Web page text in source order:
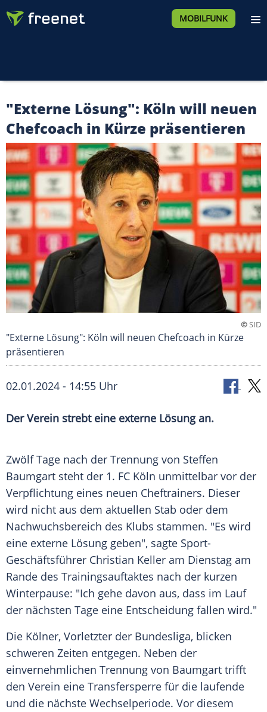
MOBILFUNK
"Externe Lösung": Köln will neuen
Chefcoach in Kürze präsentieren
©SID
"Externe Lösung": Köln will neuen Chefcoach in Kürze
präsentieren
02.01.2024 - 14:55 Uhr
Der Verein strebt eine externe Lösung an.
Zwölf Tage nach der Trennung von Steffen
Baumgart steht der 1. FC Köln unmittelbar vor der
Verpflichtung eines neuen Cheftrainers. Dieser
wird nicht aus dem aktuellen Stab oder dem
Nachwuchsbereich des Klubs stammen. "Es wird
eine externe Lösung geben", sagte Sport-
Geschäftsführer Christian Keller am Dienstag am
Rande des Trainingsauftaktes nach der kurzen
Winterpause: "Ich gehe davon aus, dass im Lauf
der nächsten Tage eine Entscheidung fallen wird."
Die Kölner, Vorletzter der Bundesliga, blicken
schweren Zeiten entgegen. Neben der
einvernehmlichen Trennung von Baumgart trifft
den Verein eine Transfersperre für die laufende
und die nächste Wechselperiode. Vor diesem